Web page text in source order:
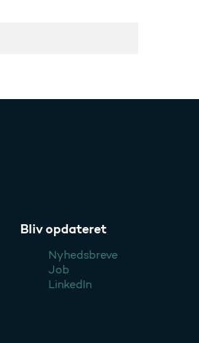
Bliv opdateret
Nyhedsbreve
Job
LinkedIn